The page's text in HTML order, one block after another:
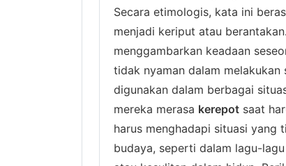
Secara etimologis, kata ini
menjadi keriput atau
menggambarkan keadaan
tidak nyaman dalam
digunakan dalam berbagai
mereka merasa kerepot saat
harus menghadapi situasi yang
budaya, seperti dalam lagu-